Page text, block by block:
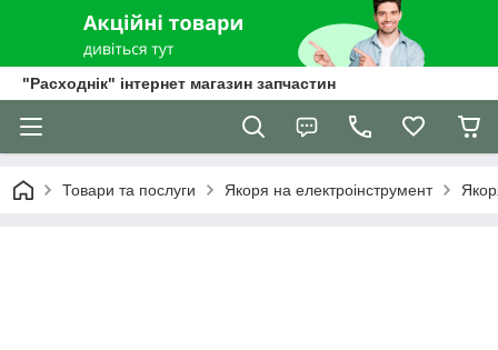
"Расходнік" інтернет магазин запчастин
Товари та послуги Якоря на електроінструмент